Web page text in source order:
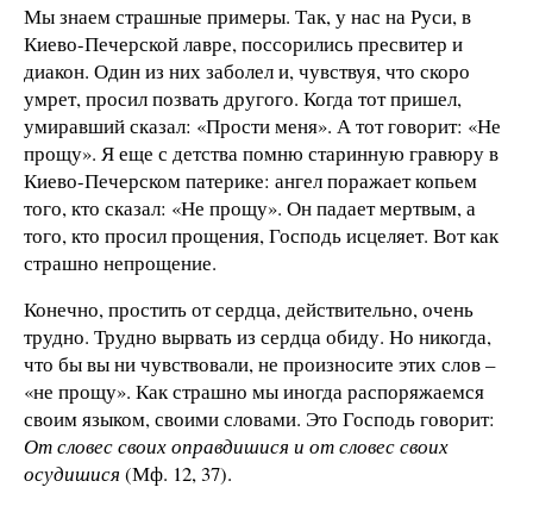
Мы знаем страшные примеры. Так, у нас на Руси, в
Киево-Печерской лавре, поссорились пресвитер и
диакон. Один из них заболел и, чувствуя, что скоро
умрет, просил позвать другого. Когда тот пришел,
умиравший сказал: «Прости меня». А тот говорит: «Не
прощу». Я еще с детства помню старинную гравюру в
Киево-Печерском патерике: ангел поражает копьем
того, кто сказал: «Не прощу». Он падает мертвым, а
того, кто просил прощения, Господь исцеляет. Вот как
страшно непрощение.
Конечно, простить от сердца, действительно, очень
трудно. Трудно вырвать из сердца обиду. Но никогда,
что бы вы ни чувствовали, не произносите этих слов –
«не прощу». Как страшно мы иногда распоряжаемся
своим языком, своими словами. Это Господь говорит:
От словес своих оправдишися и от словес своих
осудишися (Мф. 12, 37).